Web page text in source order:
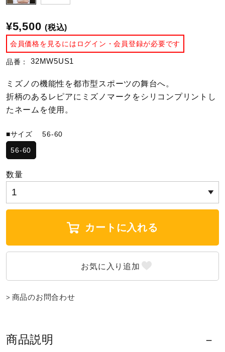
バドミントン
陸上競技
ウィンタースポーツ
ワーキング
ライフスタイルグッズ
¥5,500 (税込)
会員価格を見るにはログイン・会員登録が必要です
品番： 32MW5US1
ミズノの機能性を都市型スポーツの舞台へ。
折柄のあるレピアにミズノマークをシリコンプリントし
たネームを使用。
■サイズ56-60
56-60
数量
カートに入れる
商品のお問合わせ
商品説明